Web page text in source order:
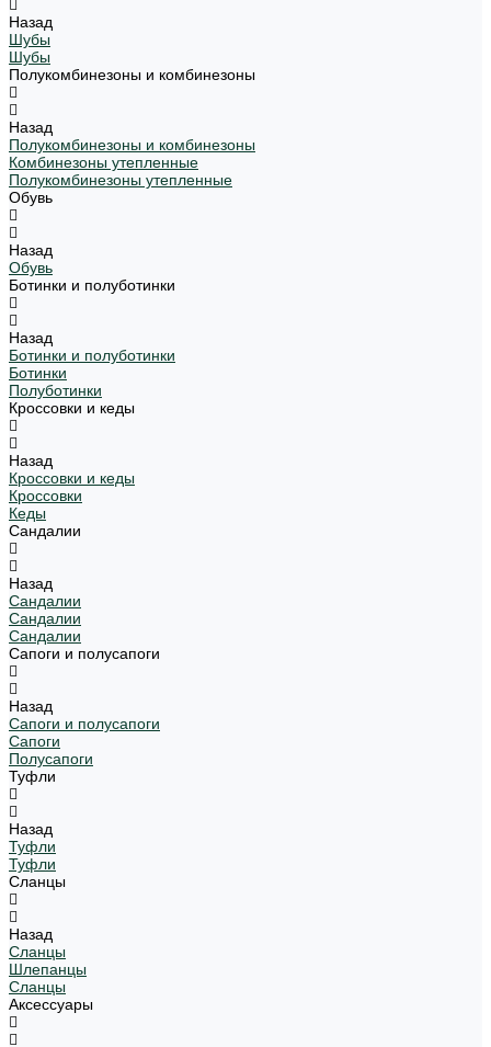
Назад
Шубы
Шубы
Полукомбинезоны и комбинезоны
Назад
Полукомбинезоны и комбинезоны
Комбинезоны утепленные
Полукомбинезоны утепленные
Обувь
Назад
Обувь
Ботинки и полуботинки
Назад
Ботинки и полуботинки
Ботинки
Полуботинки
Кроссовки и кеды
Назад
Кроссовки и кеды
Кроссовки
Кеды
Сандалии
Назад
Сандалии
Сандалии
Сандалии
Сапоги и полусапоги
Назад
Сапоги и полусапоги
Сапоги
Полусапоги
Туфли
Назад
Туфли
Туфли
Сланцы
Назад
Сланцы
Шлепанцы
Сланцы
Аксессуары